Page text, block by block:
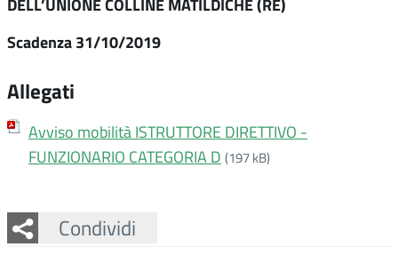
Scadenza 31/10/2019
Allegati
Avviso mobilità ISTRUTTORE DIRETTIVO -
FUNZIONARIO CATEGORIA D (197 kB)
Condividi
Facebook
Twitter
Whatsapp